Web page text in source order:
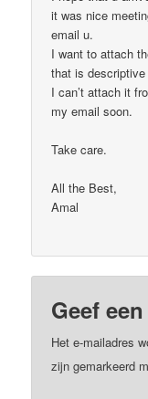
it was nice
email u.
I want to attach
that is descriptive
I can’t attach it
my email soon.
Take care.
All the Best,
Amal
Geef
Het e-mailadres
zijn gemarkeerd